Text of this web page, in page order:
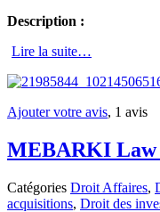
Description :
Lire la suite…
Ajouter votre avis, 1 avis
MEBARKI
Catégories Droit Affaires,
acquisitions, Droit des